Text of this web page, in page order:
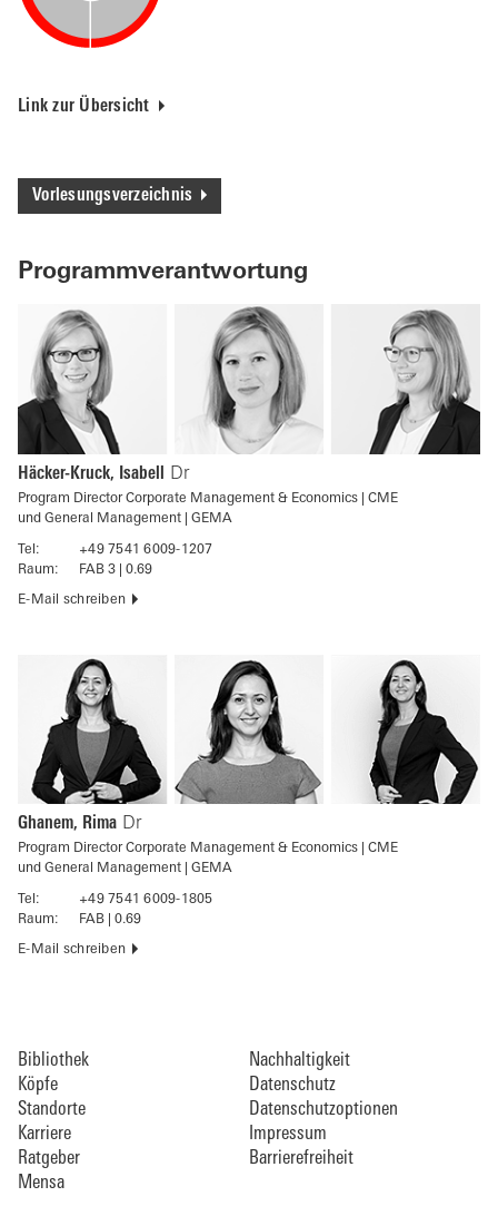
Link zur Übersicht
Vorlesungsverzeichnis
Programmverantwortung
Häcker-Kruck, Isabell Dr
Program Director Corporate Management & Economics | CME
und General Management | GEMA
Tel:
+49 7541 6009-1207
Raum:
FAB 3 | 0.69
E-Mail schreiben
Ghanem, Rima Dr
Program Director Corporate Management & Economics | CME
und General Management | GEMA
Tel:
+49 7541 6009-1805
Raum:
FAB | 0.69
E-Mail schreiben
Bibliothek
Köpfe
Standorte
Karriere
Ratgeber
Mensa
Nachhaltigkeit
Datenschutz
Datenschutzoptionen
Impressum
Barrierefreiheit